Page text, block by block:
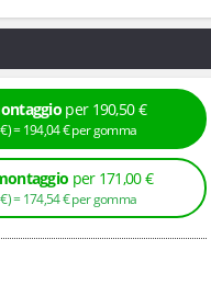
per 190,50 €
€ ) =194,04€per gomma
per 171,00 €
€ ) =174,54€per gomma